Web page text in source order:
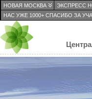
НОВАЯ МОСКВА ЭКСПРЕСС
НАС УЖЕ 1000+ СПАСИБО ЗА